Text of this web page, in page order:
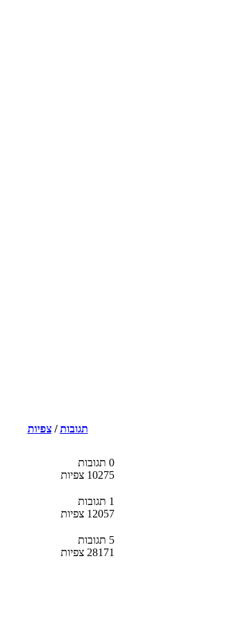
תגובות/צפיות
0 תגובות
10275 צפיות
1 תגובות
12057 צפיות
5 תגובות
28171 צפיות